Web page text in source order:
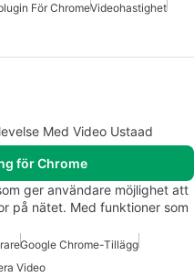
För ChromeVideohastighet
Med Video Ustaad
för Chrome
ger användare möjlighet att
på nätet. Med funktioner som
Google Chrome-Tillägg
Video